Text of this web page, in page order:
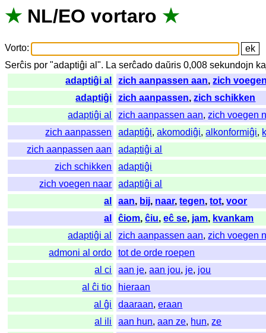
★ NL/EO vortaro ★
Vorto:
Serĉis por "adaptiĝi al". La serĉado daŭris 0,008sekundojn
adaptiĝi al
zich aanpassen aan,zich
adaptiĝi
zich aanpassen,zich schikken
adaptiĝi al
zich aanpassen aan,zich voegen
zich aanpassen
adaptiĝi,akomodiĝi,alkonformiĝi,
zich aanpassen aan
adaptiĝi al
zich schikken
adaptiĝi
zich voegen naar
adaptiĝi al
al
aan, bij, naar,tegen,tot,voor
al
ĉiom,ĉiu,eĉ se, jam, kvankam
adaptiĝi al
zich aanpassen aan,zich voegen
admoni al ordo
tot de orde roepen
al ci
aan je,aan jou, je, jou
al ĉi tio
hieraan
al ĝi
daaraan,eraan
al ili
aan hun,aan ze, hun,ze